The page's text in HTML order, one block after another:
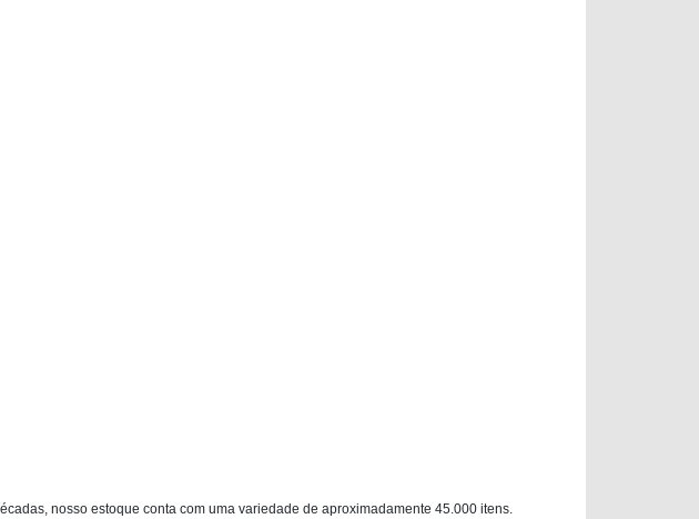
nosso estoque conta com uma variedade de aproximadamente 45.000 itens.